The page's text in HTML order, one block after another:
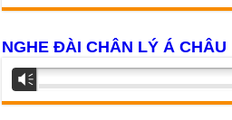
NGHE ĐÀI CHÂN LÝ Á CHÂU
Trình
phát
âm
Vm